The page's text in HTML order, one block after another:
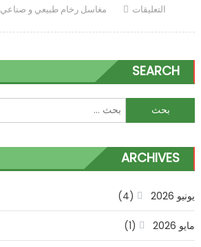
Author
مغاسل رخام طبيعي و صناعي التعليقاتعلى
مغلقة
SEARCH
البحث
عن:
ARCHIVES
يونيو 2026 (4)
مايو 2026 (1)